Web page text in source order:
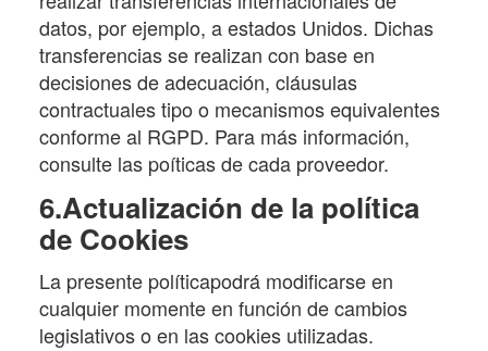
datos, por ejemplo, a estados Unidos. Dichas
transferencias se realizan con base en
decisiones de adecuación, cláusulas
contractuales tipo o mecanismos equivalentes
conforme al RGPD. Para más información,
consulte las poíticas de cada proveedor.
6.Actualización de la política
de Cookies
La presente políticapodrá modificarse en
cualquier momente en función de cambios
legislativos o en las cookies utilizadas.